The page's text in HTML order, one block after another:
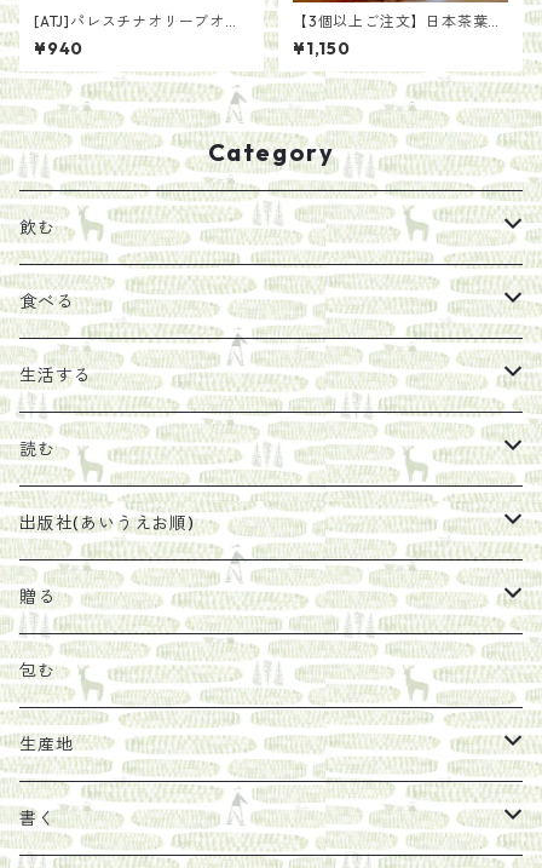
[ATJ]パレスチナオリーブオイ
ル石鹸
¥940
【3個以上ご注文】日本茶葉で
作る いろかわ紅茶(100g)
¥1,150
Category
飲む
お茶
エキス
珈琲豆
太山寺珈琲焙煎室
食べる
ジャム
うめぼし
塩
オリーブオイル
その他
マスコバド糖
しょうがパウダー
生活する
エコラップ
石けん
ヘチマたわし
陶器
馬目隆宏
絵
タンブラー
読む
刊行から時間が経ったけれど、長く売り続けたい一冊
贈り物に勧めたい絵本
紀伊半島ブックマルシェ関連本
らくだ舎出帆室の参考本など
新刊では販売しづらくなった本を巡らせて
出版社(あいうえお順)
らくだ舎出帆室
リトルプレス
mario books
タイドラー
海外出版社
古本
贈る
包装
ギフトセット
カレンダー
包む
生産地
色川
書く